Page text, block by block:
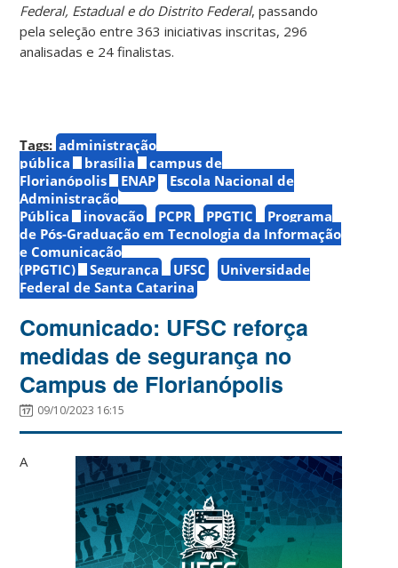
Federal, Estadual e do Distrito Federal, passando
pela seleção entre 363 iniciativas inscritas, 296
analisadas e 24 finalistas.
Tags: administração
pública
brasília
campus de
Florianópolis
ENAP
Escola Nacional de
Administração
Pública
inovação PCPR PPGTIC
Programa
de Pós-Graduação em Tecnologia da Informação
e Comunicação
(PPGTIC)
Segurança UFSC
Universidade
Federal de Santa Catarina
Comunicado: UFSC reforça
medidas de segurança no
Campus de Florianópolis
09/10/2023 16:15
A